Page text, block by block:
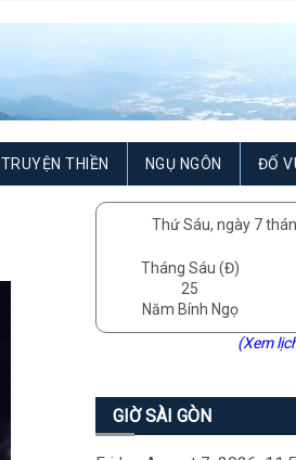
TRUYỆN THIỀN NGỤ NGÔN ĐỐ
Thứ Sáu, ngày 7
Tháng Sáu (Đ)
25
Năm Bính Ngọ
(Xem
GIỜ SÀI GÒN